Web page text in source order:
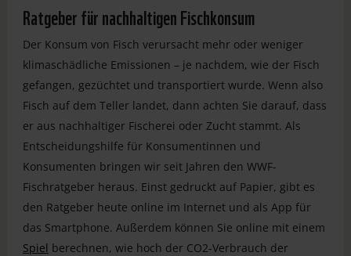
Ratgeber für nachhaltigen Fischkonsum
Der Konsum von Fisch verursacht mehr oder weniger
klimaschädliche Emissionen –je nachdem, wie der Fisch
gefangen, gezüchtet und transportiert wurde. Wenn also
Fisch auf dem Teller landet, dann achten Sie darauf, dass
er aus nachhaltiger Fischerei oder Zucht stammt. Als
Entscheidungshilfe für Konsumentinnen und
Konsumenten bringen wir seit Jahren den WWF-
Fischratgeber heraus. Einst gedruckt auf Papier, gibt es
den Ratgeber heute online im Internet und als App für
das Smartphone. Außerdem können Sie online mit einem
Spiel berechnen, wie hoch der CO2-Verbrauch der